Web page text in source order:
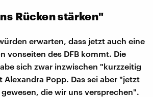
Rücken stärken"
erwarten, dass jetzt auch eine
vonseiten des DFB kommt. Die
sich zwar inzwischen "kurzzeitig
Alexandra Popp. Das sei aber "jetzt
die wir uns versprechen".